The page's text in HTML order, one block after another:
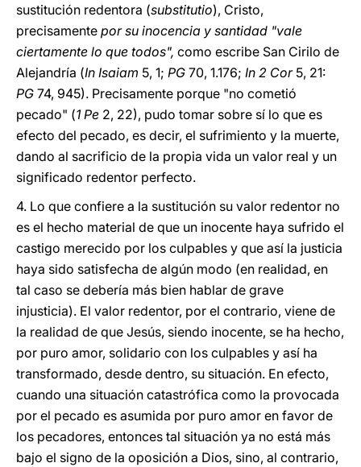
sustitución redentora (substitutio), Cristo,
precisamente por su inocencia y santidad "vale
ciertamente lo que todos", como escribe San Cirilo de
Alejandría (In Isaiam 5, 1; PG 70, 1.176; In 2 Cor5, 21:
PG 74, 945). Precisamente porque "no cometió
pecado" (1 Pe 2, 22), pudo tomar sobre sí lo que es
efecto del pecado, es decir, el sufrimiento y la muerte,
dando al sacrificio de la propia vida un valor real y un
significado redentor perfecto.
4. Lo que confiere a la sustitución su valor redentor no
es el hecho material de que un inocente haya sufrido el
castigo merecido por los culpables y que así la justicia
haya sido satisfecha de algún modo (en realidad, en
tal caso se debería más bien hablar de grave
injusticia). El valor redentor, por el contrario, viene de
la realidad de que Jesús, siendo inocente, se ha hecho,
por puro amor, solidario con los culpables y así ha
transformado, desde dentro, su situación. En efecto,
cuando una situación catastrófica como la provocada
por el pecado es asumida por puro amor en favor de
los pecadores, entonces tal situación ya no está más
bajo el signo de la oposición a Dios, sino, al contrario,